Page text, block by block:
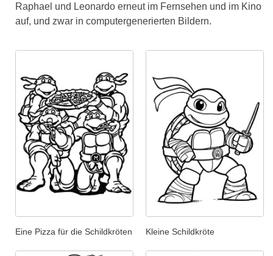
Raphael und Leonardo erneut im Fernsehen und im Kino
auf, und zwar in computergenerierten Bildern.
Eine Pizza für die Schildkröten Kleine Schildkröte